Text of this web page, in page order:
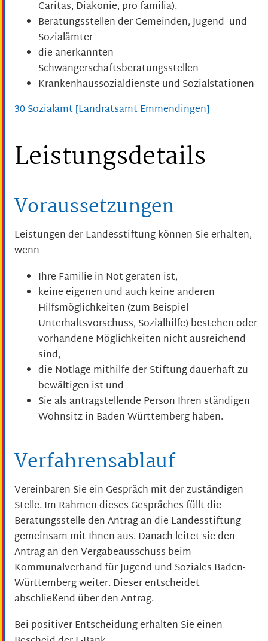
Caritas, Diakonie, pro familia).
Beratungsstellen der Gemeinden, Jugend- und
Sozialämter
die anerkannten
Schwangerschaftsberatungsstellen
Krankenhaussozialdienste und Sozialstationen
30 Sozialamt [Landratsamt Emmendingen]
Leistungsdetails
Voraussetzungen
Leistungen der Landesstiftung können Sie erhalten,
wenn
Ihre Familie in Not geraten ist,
keine eigenen und auch keine anderen
Hilfsmöglichkeiten (zum Beispiel
Unterhaltsvorschuss, Sozialhilfe) bestehen oder
vorhandene Möglichkeiten nicht ausreichend
sind,
die Notlage mithilfe der Stiftung dauerhaft zu
bewältigen ist und
Sie als antragstellende Person Ihren ständigen
Wohnsitz in Baden-Württemberg haben.
Verfahrensablauf
Vereinbaren Sie ein Gespräch mit der zuständigen
Stelle. Im Rahmen dieses Gespräches füllt die
Beratungsstelle den Antrag an die Landesstiftung
gemeinsam mit Ihnen aus. Danach leitet sie den
Antrag an den Vergabeausschuss beim
Kommunalverband für Jugend und Soziales Baden-
Württemberg weiter. Dieser entscheidet
abschließend über den Antrag.
Bei positiver Entscheidung erhalten Sie einen